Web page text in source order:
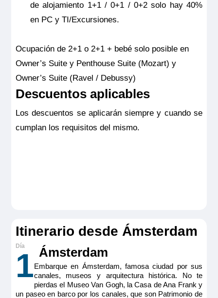
de alojamiento 1+1 / 0+1 / 0+2 solo hay 40%
en PC y TI/Excursiones.
Ocupación de 2+1 o 2+1 + bebé solo posible en
Owner’s Suite y Penthouse Suite (Mozart) y
Owner’s Suite (Ravel / Debussy)
Descuentos aplicables
Los descuentos se aplicarán siempre y cuando se
cumplan los requisitos del mismo.
Itinerario desde Ámsterdam
1 Ámsterdam
Embarque en Ámsterdam, famosa ciudad por sus
canales, museos y arquitectura histórica. No te
pierdas el Museo Van Gogh, la Casa de Ana Frank y
un paseo en barco por los canales, que son Patrimonio de